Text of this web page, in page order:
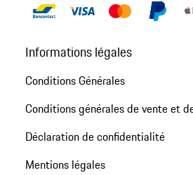
Informations légales
Conditions Générales
Conditions générales de vente et
Déclaration de confidentialité
Mentions légales